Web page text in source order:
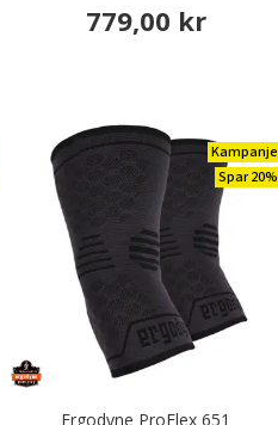
779,00 kr
Kampanje
Spar 20%
Ergodyne ProFlex 651